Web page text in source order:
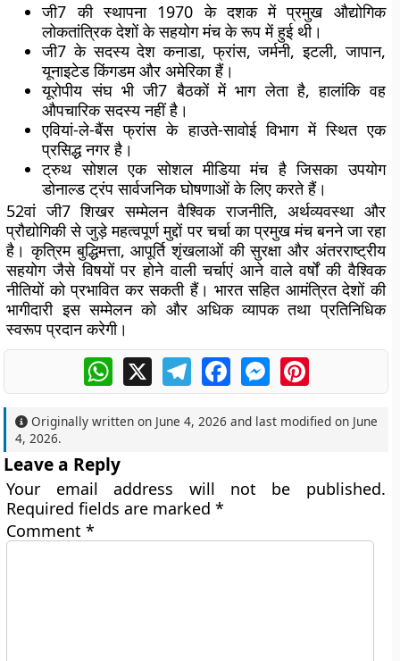
जी7 की स्थापना 1970 के दशक में प्रमुख औद्योगिक
लोकतांत्रिक देशों के सहयोग मंच के रूप में हुई थी।
जी7 के सदस्य देश कनाडा, फ्रांस, जर्मनी, इटली, जापान,
यूनाइटेड किंगडम और अमेरिका हैं।
यूरोपीय संघ भी जी7 बैठकों में भाग लेता है, हालांकि वह
औपचारिक सदस्य नहीं है।
एवियां-ले-बैंस फ्रांस के हाउते-सावोई विभाग में स्थित एक
प्रसिद्ध नगर है।
ट्रुथ सोशल एक सोशल मीडिया मंच है जिसका उपयोग
डोनाल्ड ट्रंप सार्वजनिक घोषणाओं के लिए करते हैं।
52वां जी7 शिखर सम्मेलन वैश्विक राजनीति, अर्थव्यवस्था और
प्रौद्योगिकी से जुड़े महत्वपूर्ण मुद्दों पर चर्चा का प्रमुख मंच बनने जा रहा
है। कृत्रिम बुद्धिमत्ता, आपूर्ति शृंखलाओं की सुरक्षा और अंतरराष्ट्रीय
सहयोग जैसे विषयों पर होने वाली चर्चाएं आने वाले वर्षों की वैश्विक
नीतियों को प्रभावित कर सकती हैं। भारत सहित आमंत्रित देशों की
भागीदारी इस सम्मेलन को और अधिक व्यापक तथा प्रतिनिधिक
स्वरूप प्रदान करेगी।
WhatsApp
X TelegramFacebookMessengerPinterest
Originally written on June 4, 2026 and last modified on June
4, 2026.
Leave a Reply
Your email address will not be published.
Required fields are marked*
Comment*